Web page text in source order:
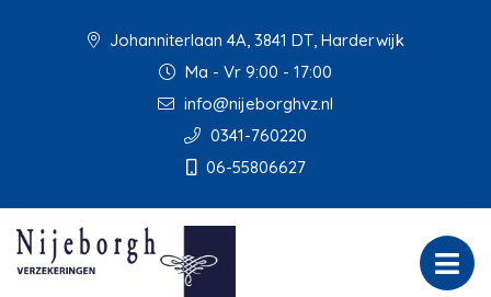
Johanniterlaan 4A, 3841 DT, Harderwijk
Ma - Vr 9:00 - 17:00
info@nijeborghvz.nl
0341-760220
06-55806627